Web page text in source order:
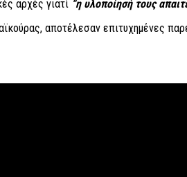
αρχές γιατί “η υλοποίησή τους
αποτέλεσαν επιτυχημένες